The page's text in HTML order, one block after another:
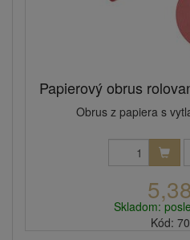
Papierový obrus
Obrus z papiera s
Skladom:
Kód: